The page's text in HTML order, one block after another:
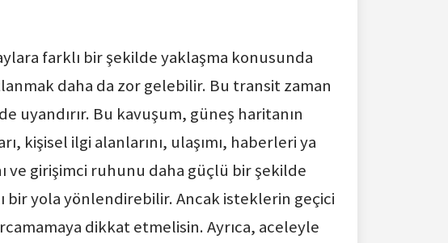
farklı bir şekilde yaklaşma konusunda
daha da zor gelebilir. Bu transit zaman
uyandırır. Bu kavuşum, güneş haritanın
kişisel ilgi alanlarını, ulaşımı, haberleri ya
ve girişimci ruhunu daha güçlü bir şekilde
bir yola yönlendirebilir. Ancak isteklerin geçici
dikkat etmelisin. Ayrıca, aceleyle